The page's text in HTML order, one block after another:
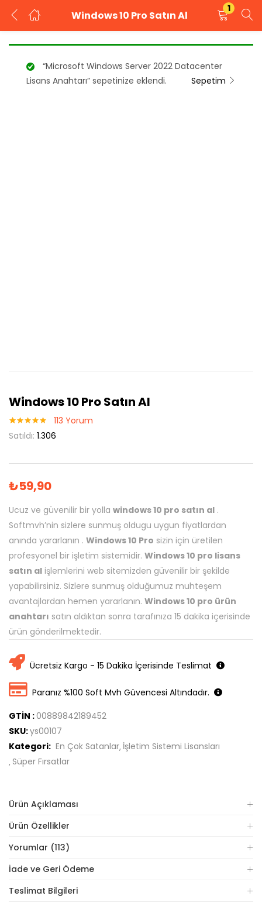
Windows 10 Pro Satın Al
1
GIRIŞ YAP
KAYIT OL
Kullanıcı adınızı ve şifrenizi girin.
“Microsoft Windows Server 2022 Datacenter
Lisans Anahtarı” sepetinize eklendi.
Sepetim
Windows 10 Pro Satın Al
müşteri
puanına
4.95puan
113 Yorum
Satıldı: 1.306
₺59,90
Ucuz ve güvenilir bir yolla windows 10 pro satın al .
Softmvh’nin sizlere sunmuş oldugu uygun fiyatlardan
anında yararlanın . Windows 10 Pro sizin için üretilen
profesyonel bir işletim sistemidir. Windows 10 pro lisans
satın al işlemlerini web sitemizden güvenilir bir şekilde
yapabilirsiniz. Sizlere sunmuş olduğumuz muhteşem
avantajlardan hemen yararlanın. Windows 10 pro ürün
anahtarı satın aldıktan sonra tarafınıza 15 dakika içerisinde
ürün gönderilmektedir.
Ücretsiz Kargo - 15 Dakika İçerisinde Teslimat
Paranız %100 Soft Mvh Güvencesi Altındadır.
GTİN :00889842189452
SKU:ys00107
Kategori: En Çok Satanlar İşletim Sistemi Lisansları
Süper Fırsatlar
Ürün Açıklaması
Ürün Özellikler
Yorumlar (113)
İade ve Geri Ödeme
Teslimat Bilgileri